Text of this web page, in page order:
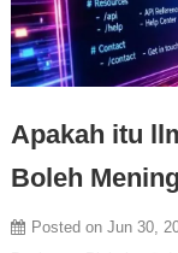
Apakah itu
Boleh
Posted on Jun 30,